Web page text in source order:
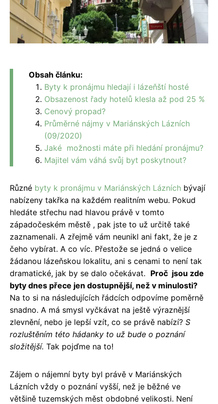
Obsah článku:
Byty k pronájmu hledají i lázeňští hosté
Obsazenost řady hotelů klesla až pod 25 %
Cenový propad?
Průměrné nájmy v Mariánských Lázních
(09/2020)
Jaké možnosti máte při hledání pronájmu?
Majitel vám váhá svůj byt poskytnout?
Různé byty k pronájmu v Mariánských Lázních bývají
nabízeny takřka na každém realitním webu. Pokud
hledáte střechu nad hlavou právě v tomto
západočeském městě , pak jste to už určitě také
zaznamenali. A zřejmě vám neunikl ani fakt, že je z
čeho vybírat. A co víc. Přestože se jedná o velice
žádanou lázeňskou lokalitu, ani s cenami to není tak
dramatické, jak by se dalo očekávat. Proč jsou zde
byty dnes přece jen dostupnější, než v minulosti?
Na to si na následujících řádcích odpovíme poměrně
snadno. A má smysl vyčkávat na ještě výraznější
zlevnění, nebo je lepší vzít, co se právě nabízí? S
rozluštěním této hádanky to už bude o poznání
složitější. Tak pojďme na to!
Zájem o nájemní byty byl právě v Mariánských
Lázních vždy o poznání vyšší, než je běžné ve
většině tuzemských měst obdobné velikosti. Není